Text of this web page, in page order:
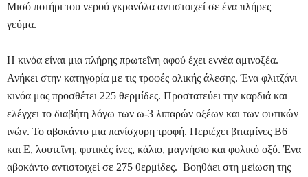
Μισό ποτήρι του νερού γκρανόλα αντιστοιχεί σε ένα πλήρες
γεύμα.
Η κινόα είναι μια πλήρης πρωτεΐνη αφού έχει εννέα αμινοξέα.
Ανήκει στην κατηγορία με τις τροφές ολικής άλεσης. Ένα φλιτζάνι
κινόα μας προσθέτει 225 θερμίδες. Προστατεύει την καρδιά και
ελέγχει το διαβήτη λόγω των ω-3 λιπαρών οξέων και των φυτικών
ινών. Το αβοκάντο μια πανίσχυρη τροφή. Περιέχει βιταμίνες Β6
και Ε, λουτεΐνη, φυτικές ίνες, κάλιο, μαγνήσιο και φολικό οξύ. Ένα
αβοκάντο αντιστοιχεί σε 275 θερμίδες. Βοηθάει στη μείωση της